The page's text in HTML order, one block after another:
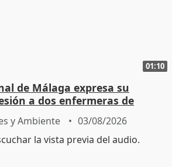
01:10
de Málaga expresa su
a dos enfermeras de
y Ambiente 03/08/2026